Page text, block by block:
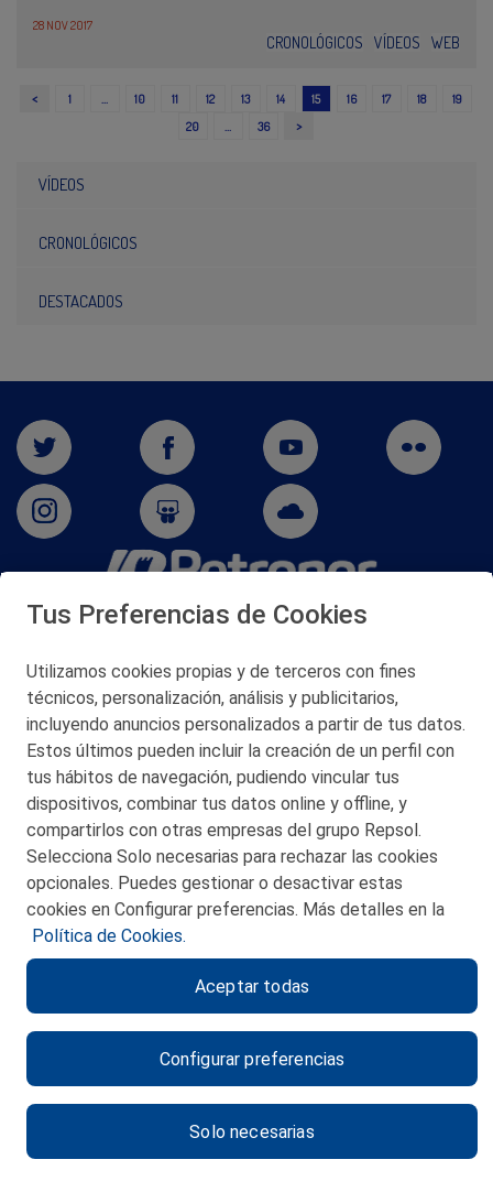
28 NOV 2017
CRONOLÓGICOS VÍDEOS WEB
< 1 10 11 12 13 14 15 16 17 18
19
20
36 >
VÍDEOS
CRONOLÓGICOS
DESTACADOS
San Martín 5-Edificio Muñatones,
© 2026 Petronor S.A.
CONTACTO
MAPA WEB
POLITICA DE PRIVACIDAD
POLITICA DE COOKIES
CANAL DE ÉTICA
Tus Preferencias de Cookies
Utilizamos cookies propias y de terceros con fines
técnicos, personalización, análisis y publicitarios,
incluyendo anuncios personalizados a partir de tus datos.
Estos últimos pueden incluir la creación de un perfil con
tus hábitos de navegación, pudiendo vincular tus
dispositivos, combinar tus datos online y offline, y
compartirlos con otras empresas del grupo Repsol.
Selecciona Solo necesarias para rechazar las cookies
opcionales. Puedes gestionar o desactivar estas
cookies en Configurar preferencias. Más detalles en la
Política de Cookies.
Configurar preferencias
Solo necesarias
Aceptar todas